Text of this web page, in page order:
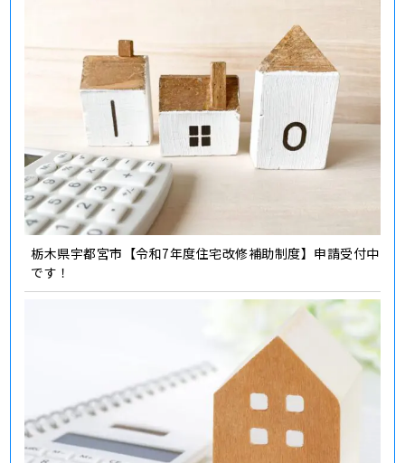
栃木県宇都宮市【令和7年度住宅改修補助制度】申請受付中
です！